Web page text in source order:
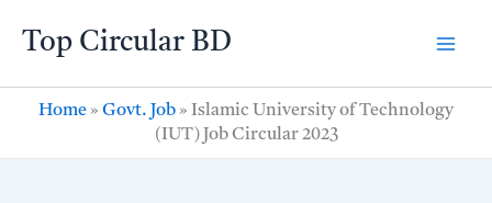
Top Circular BD
Home» Govt. Job» Islamic University of Technology
(IUT) Job Circular 2023